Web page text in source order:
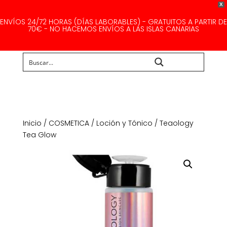
X
ENVÍOS 24/72 HORAS (DÍAS LABORABLES) - GRATUITOS A PARTIR DE
70€ - NO HACEMOS ENVÍOS A LAS ISLAS CANARIAS
Inicio / COSMETICA/ Loción y Tónico / Teaology
Tea Glow